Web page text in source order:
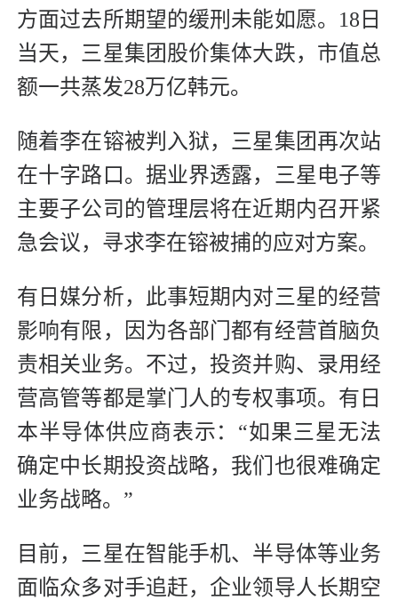
方面过去所期望的缓刑未能如愿。18日
当天，三星集团股价集体大跌，市值总
额一共蒸发28万亿韩元。
随着李在镕被判入狱，三星集团再次站
在十字路口。据业界透露，三星电子等
主要子公司的管理层将在近期内召开紧
急会议，寻求李在镕被捕的应对方案。
有日媒分析，此事短期内对三星的经营
影响有限，因为各部门都有经营首脑负
责相关业务。不过，投资并购、录用经
营高管等都是掌门人的专权事项。有日
本半导体供应商表示：“如果三星无法
确定中长期投资战略，我们也很难确定
业务战略。”
目前，三星在智能手机、半导体等业务
面临众多对手追赶，企业领导人长期空